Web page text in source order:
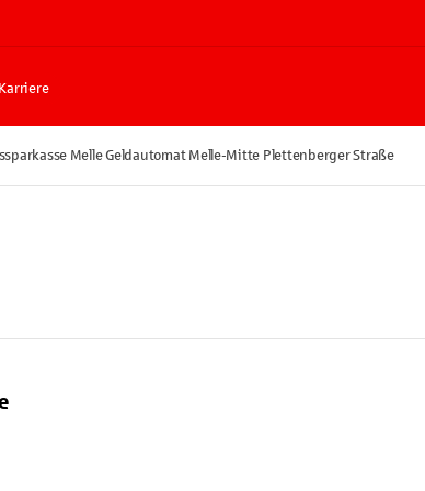
Karriere
Melle Geldautomat Melle-Mitte Plettenberger Straße